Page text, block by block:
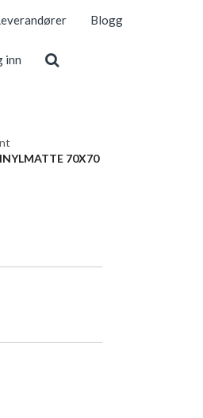
Blogg
inn
70X70